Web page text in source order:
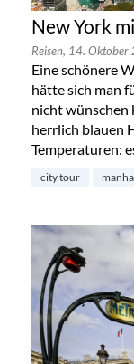
New York
Reisen, 14. Oktober
Eine schönere
hätte sich man
nicht wünschen
herrlich blauen
Temperaturen:
city tour